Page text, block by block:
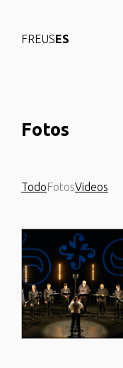
FREUSES
Fotos
TodoFotosVideos